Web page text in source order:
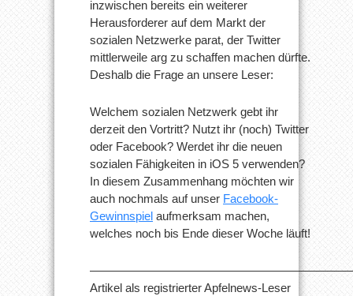
inzwischen bereits ein weiterer
Herausforderer auf dem Markt der
sozialen Netzwerke parat, der Twitter
mittlerweile arg zu schaffen machen dürfte.
Deshalb die Frage an unsere Leser:
Welchem sozialen Netzwerk gebt ihr
derzeit den Vortritt? Nutzt ihr (noch) Twitter
oder Facebook? Werdet ihr die neuen
sozialen Fähigkeiten in iOS 5 verwenden?
In diesem Zusammenhang möchten wir
auch nochmals auf unser Facebook-
Gewinnspiel aufmerksam machen,
welches noch bis Ende dieser Woche läuft!
Artikel als registrierter Apfelnews-Leser